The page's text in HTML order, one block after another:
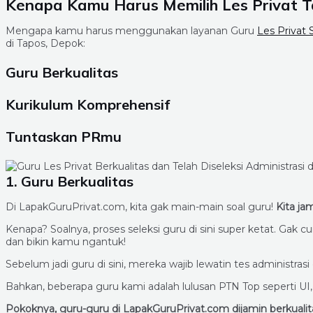
Kenapa Kamu Harus Memilih Les Privat
Mengapa kamu harus menggunakan layanan Guru Les Privat
di Tapos, Depok:
Guru Berkualitas
Kurikulum Komprehensif
Tuntaskan PRmu
1. Guru Berkualitas
Di LapakGuruPrivat.com, kita gak main-main soal guru! Kita
Kenapa? Soalnya, proses seleksi guru di sini super ketat.
dan bikin kamu ngantuk!
Sebelum jadi guru di sini, mereka wajib lewatin tes
Bahkan, beberapa guru kami adalah lulusan PTN Top seperti
Pokoknya, guru-guru di LapakGuruPrivat.com dijamin